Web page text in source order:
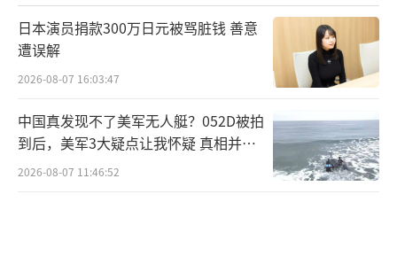
日本演员捐款300万日元被骂脏钱 善意
遭误解
2026-08-07 16:03:47
中国真发现不了美军无人艇？052D被拍
到后，美军3大疑点让我怀疑 真相并非
如此
2026-08-07 11:46:52